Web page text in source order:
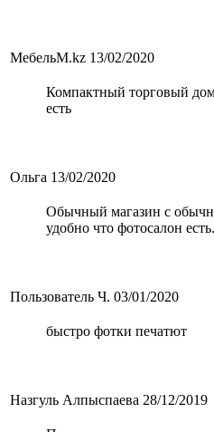
МебельМ.kz 13/02/2020
Компактный торговый
есть
Ольга 13/02/2020
Обычный магазин с
удобно что фотосалон есть.
Пользователь Ч. 03/01/2020
быстро фотки печатют
Назгуль Алпыспаева 28/12/2019